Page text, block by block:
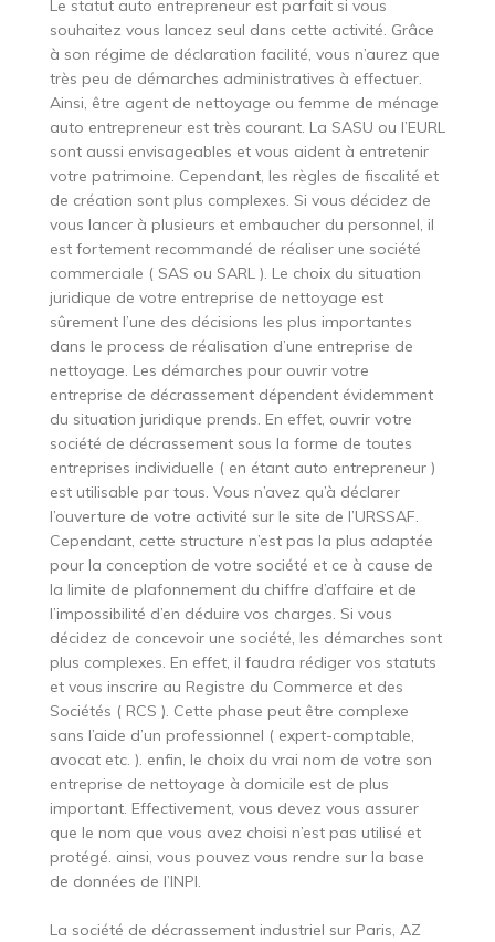
Le statut auto entrepreneur est parfait si vous
souhaitez vous lancez seul dans cette activité. Grâce
à son régime de déclaration facilité, vous n’aurez que
très peu de démarches administratives à effectuer.
Ainsi, être agent de nettoyage ou femme de ménage
auto entrepreneur est très courant. La SASU ou l’EURL
sont aussi envisageables et vous aident à entretenir
votre patrimoine. Cependant, les règles de fiscalité et
de création sont plus complexes. Si vous décidez de
vous lancer à plusieurs et embaucher du personnel, il
est fortement recommandé de réaliser une société
commerciale ( SAS ou SARL ). Le choix du situation
juridique de votre entreprise de nettoyage est
sûrement l’une des décisions les plus importantes
dans le process de réalisation d’une entreprise de
nettoyage. Les démarches pour ouvrir votre
entreprise de décrassement dépendent évidemment
du situation juridique prends. En effet, ouvrir votre
société de décrassement sous la forme de toutes
entreprises individuelle ( en étant auto entrepreneur )
est utilisable par tous. Vous n’avez qu’à déclarer
l’ouverture de votre activité sur le site de l’URSSAF.
Cependant, cette structure n’est pas la plus adaptée
pour la conception de votre société et ce à cause de
la limite de plafonnement du chiffre d’affaire et de
l’impossibilité d’en déduire vos charges. Si vous
décidez de concevoir une société, les démarches sont
plus complexes. En effet, il faudra rédiger vos statuts
et vous inscrire au Registre du Commerce et des
Sociétés ( RCS ). Cette phase peut être complexe
sans l’aide d’un professionnel ( expert-comptable,
avocat etc. ). enfin, le choix du vrai nom de votre son
entreprise de nettoyage à domicile est de plus
important. Effectivement, vous devez vous assurer
que le nom que vous avez choisi n’est pas utilisé et
protégé. ainsi, vous pouvez vous rendre sur la base
de données de l’INPI.
La société de décrassement industriel sur Paris, AZ